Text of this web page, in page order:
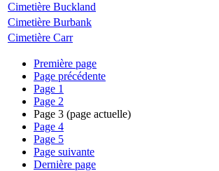
Cimetière Buckland
Cimetière Burbank
Cimetière Carr
Première page
Page précédente
Page 1
Page 2
Page 3 (page actuelle)
Page 4
Page 5
Page suivante
Dernière page